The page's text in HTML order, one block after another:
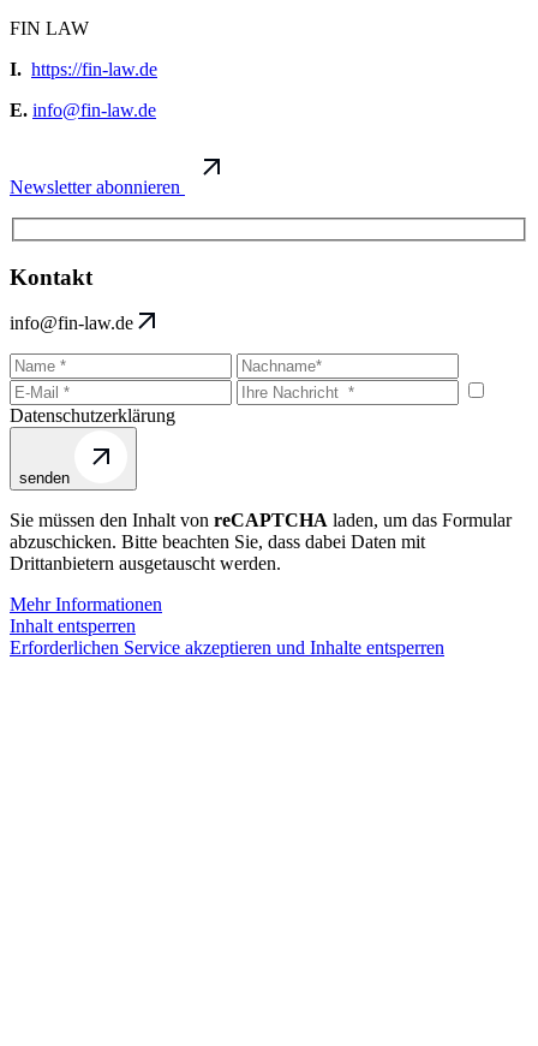
FIN LAW
I. https://fin-law.de
E. info@fin-law.de
Newsletter abonnieren
Kontakt
info@fin-law.de
Datenschutzerklärung
senden
Sie müssen den Inhalt von reCAPTCHA laden, um das Formular
abzuschicken. Bitte beachten Sie, dass dabei Daten mit
Drittanbietern ausgetauscht werden.
Mehr Informationen
Inhalt entsperren
Erforderlichen Service akzeptieren und Inhalte entsperren